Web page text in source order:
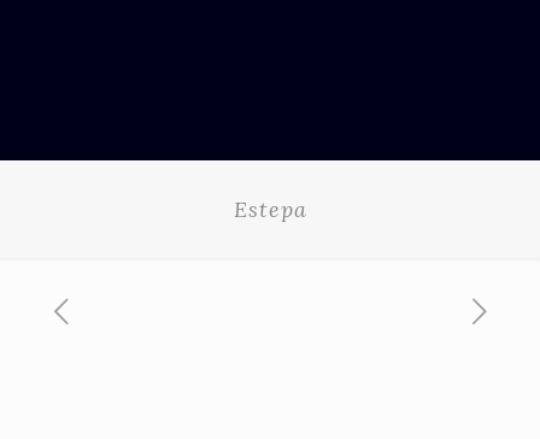
Estepa